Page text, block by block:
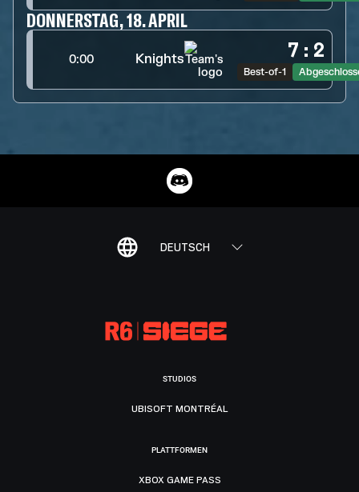
DONNERSTAG, 18. APRIL
0:00 Knights 7 : 2
Best-of-1
DEUTSCH
STUDIOS
UBISOFT MONTRÉAL
PLATTFORMEN
XBOX GAME PASS